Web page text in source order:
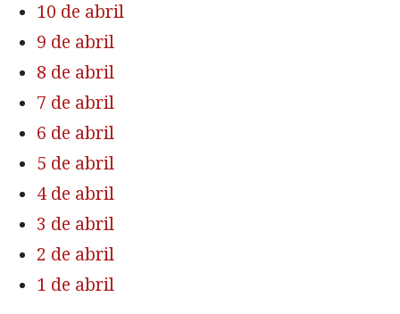
10 de abril
9 de abril
8 de abril
7 de abril
6 de abril
5 de abril
4 de abril
3 de abril
2 de abril
1 de abril